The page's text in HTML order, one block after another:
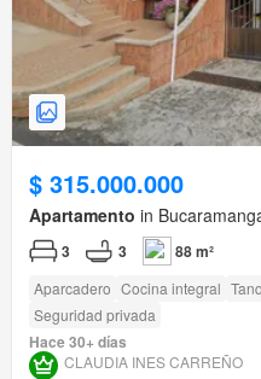
$ 315.000.000
Apartamento in
3 3 88 m²
Aparcadero Cocina integral
Seguridad privada
Hace 30+ días
CLAUDIA INES CARREÑO